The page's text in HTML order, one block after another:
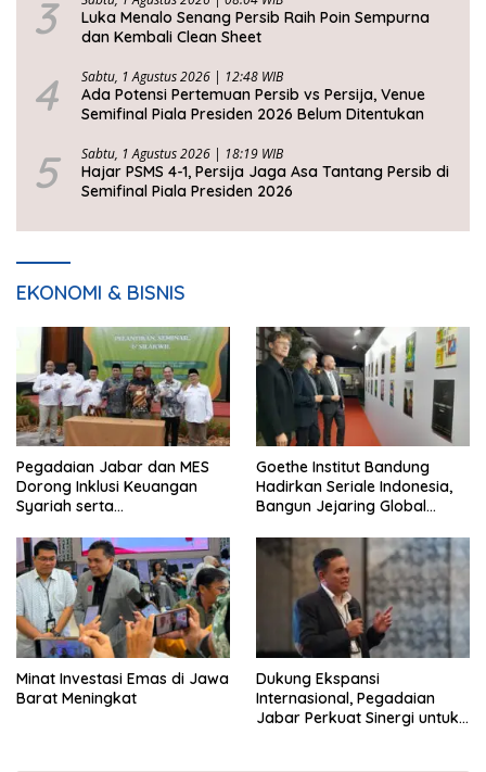
3
Luka Menalo Senang Persib Raih Poin Sempurna
dan Kembali Clean Sheet
4 Sabtu, 1 Agustus 2026 | 12:48 WIB
Ada Potensi Pertemuan Persib vs Persija, Venue
Semifinal Piala Presiden 2026 Belum Ditentukan
5 Sabtu, 1 Agustus 2026 | 18:19 WIB
Hajar PSMS 4-1, Persija Jaga Asa Tantang Persib di
Semifinal Piala Presiden 2026
EKONOMI & BISNIS
Pegadaian Jabar dan MES
Dorong Inklusi Keuangan
Syariah serta
Goethe Institut Bandung
Hadirkan Seriale Indonesia,
Bangun Jejaring Global
Minat Investasi Emas di Jawa
Barat Meningkat
Dukung Ekspansi
Internasional, Pegadaian
Jabar Perkuat Sinergi untuk